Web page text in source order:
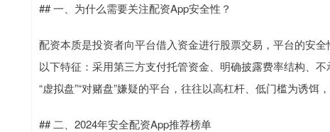
## 一、为什么需要关注配资App安全性？
配资本质是投资者向平台借入资金进行股票交易，平台的安
以下特征：采用第三方支付托管资金、明确披露费率结构、
“虚拟盘”“对赌盘”嫌疑的平台，往往以高杠杆、低门槛为诱饵
## 二、2024年安全配资App推荐榜单